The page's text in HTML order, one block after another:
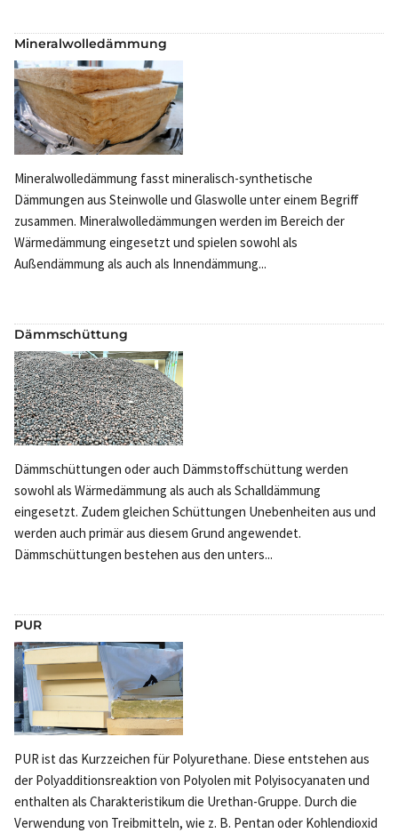
Mineralwolledämmung
Mineralwolledämmung fasst mineralisch-synthetische
Dämmungen aus Steinwolle und Glaswolle unter einem Begriff
zusammen. Mineralwolledämmungen werden im Bereich der
Wärmedämmung eingesetzt und spielen sowohl als
Außendämmung als auch als Innendämmung...
Dämmschüttung
Dämmschüttungen oder auch Dämmstoffschüttung werden
sowohl als Wärmedämmung als auch als Schalldämmung
eingesetzt. Zudem gleichen Schüttungen Unebenheiten aus und
werden auch primär aus diesem Grund angewendet.
Dämmschüttungen bestehen aus den unters...
PUR
PUR ist das Kurzzeichen für Polyurethane. Diese entstehen aus
der Polyadditionsreaktion von Polyolen mit Polyisocyanaten und
enthalten als Charakteristikum die Urethan-Gruppe. Durch die
Verwendung von Treibmitteln, wie z. B. Pentan oder Kohlendioxid